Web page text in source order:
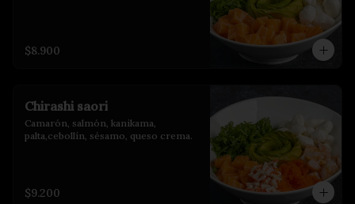
$8.900
Chirashi saori
Camarón, salmón, kanikama,
palta,cebollín, sésamo, queso crema.
$9.200